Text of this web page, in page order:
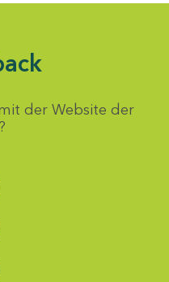
der Website der
auswählen